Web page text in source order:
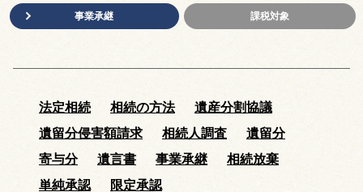
事業承継 課税対象
法定相続 相続の方法
遺産分割協議
遺留分侵害額請求
相続人調査
遺留分
寄与分
遺言書 事業承継
相続放棄
単純承認
限定承認